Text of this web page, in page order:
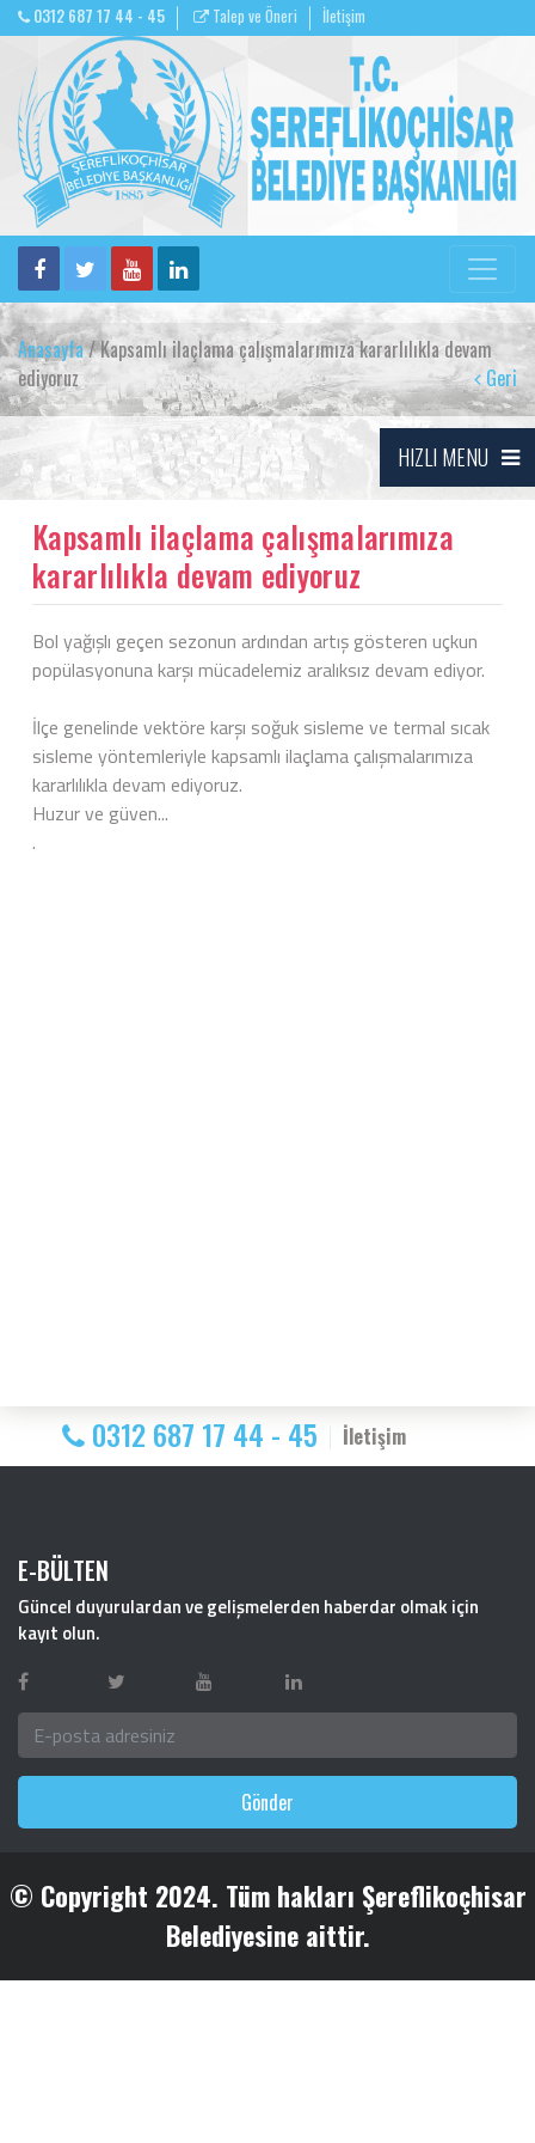
0312 687 17 44 - 45 Talep ve Öneri İletişim
Anasayfa/ Kapsamlı ilaçlama çalışmalarımıza kararlılıkla devam
ediyoruz
Geri
HIZLI MENU
Kapsamlı ilaçlama çalışmalarımıza
kararlılıkla devam ediyoruz
Bol yağışlı geçen sezonun ardından artış gösteren uçkun
popülasyonuna karşı mücadelemiz aralıksız devam ediyor.
İlçe genelinde vektöre karşı soğuk sisleme ve termal sıcak
sisleme yöntemleriyle kapsamlı ilaçlama çalışmalarımıza
kararlılıkla devam ediyoruz.
Huzur ve güven...
.
0312 687 17 44 - 45 İletişim
E-BÜLTEN
Güncel duyurulardan ve gelişmelerden haberdar olmak için
kayıt olun.
Gönder
© Copyright 2024. Tüm hakları Şereflikoçhisar
Belediyesine aittir.